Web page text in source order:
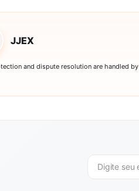
JJEX
and dispute resolution are handled by